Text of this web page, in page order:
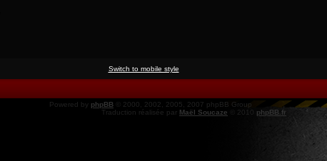
Switch to mobile style
Powered by phpBB © 2000, 2002, 2005, 2007 phpBB Group
Traduction réalisée par Maël Soucaze © 2010 phpBB.fr